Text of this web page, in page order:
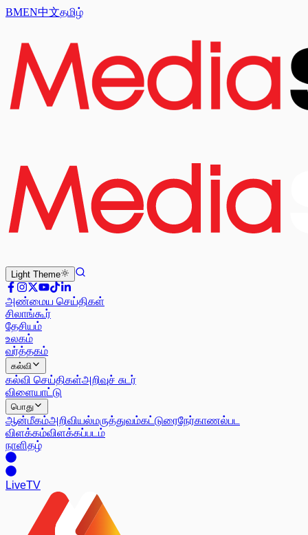
BMEN中文தமிழ்
Light Theme
அண்மைய செய்திகள்
சிலாங்கூர்
தேசியம்
உலகம்
வர்த்தகம்
கல்வி
கல்வி செய்திகள்அறிவுச் சுடர்
விளையாட்டு
பொது
ஆன்மீகம்அறிவியல்மருத்துவம்கட்டுரைநேர்காணல்பட
விளக்கம்விளக்கப்படம்
நாளிதழ்
LiveTV